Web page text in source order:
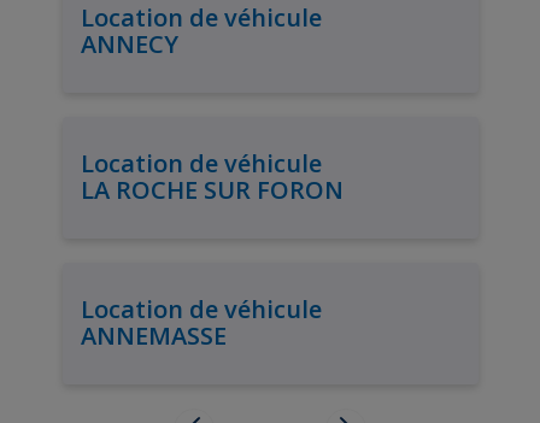
Location de véhicule
ANNECY
Location de véhicule
LA ROCHE SUR FORON
Location de véhicule
ANNEMASSE